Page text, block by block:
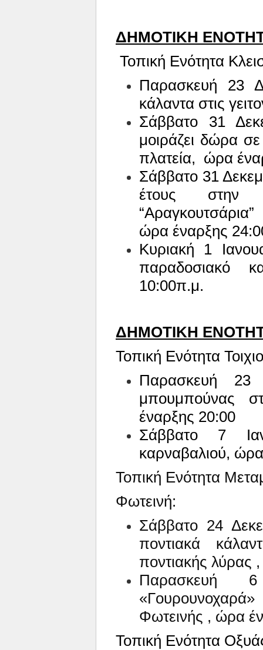
ΔΗΜΟΤΙΚΗ
Τοπική Ενότητα
Παρασκευή 23
κάλαντα στις
Σάββατο 31
μοιράζει δώρα
πλατεία, ώρα
Σάββατο 31
έτους στην
ώρα έναρξης
Κυριακή 1
παραδοσιακό
10:00π.μ.
ΔΗΜΟΤΙΚΗ
Τοπική Ενότητα
Παρασκευή 23
μπουμπούνας
έναρξης 20:00
Σάββατο 7
καρναβαλιού,
Τοπική Ενότητα
Φωτεινή:
Σάββατο 24
ποντιακά
ποντιακής λύρας
Παρασκευή
«Γουρουνοχαρά»
Φωτεινής , ώρα
Τοπική Ενότητα